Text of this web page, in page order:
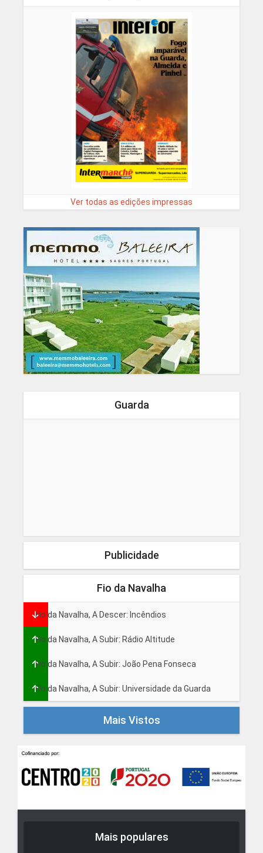
Ver todas as edições impressas
Guarda
Publicidade
Fio da Navalha
Fio da Navalha, A Descer: Incêndios
Fio da Navalha, A Subir: Rádio Altitude
Fio da Navalha, A Subir: João Pena Fonseca
Fio da Navalha, A Subir: Universidade da Guarda
Mais Vistos
Mais populares